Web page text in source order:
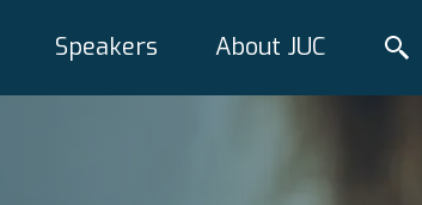
Speakers About JUC